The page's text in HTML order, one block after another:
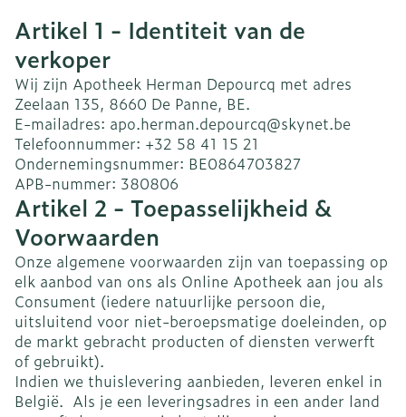
Artikel 1 - Identiteit van de
verkoper
Wij zijn Apotheek Herman Depourcq met adres
Zeelaan 135, 8660 De Panne, BE.
E-mailadres: apo.herman.depourcq@skynet.be
Telefoonnummer: +32 58 41 15 21
Ondernemingsnummer: BE0864703827
APB-nummer: 380806
Artikel 2 - Toepasselijkheid &
Voorwaarden
Onze algemene voorwaarden zijn van toepassing op
elk aanbod van ons als Online Apotheek aan jou als
Consument (iedere natuurlijke persoon die,
uitsluitend voor niet-beroepsmatige doeleinden, op
de markt gebracht producten of diensten verwerft
of gebruikt).
Indien we thuislevering aanbieden, leveren enkel in
België. Als je een leveringsadres in een ander land